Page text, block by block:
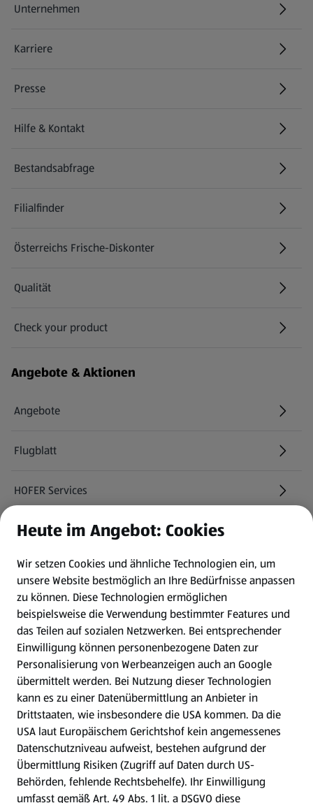
Unternehmen
Karriere
(öffnet in einem neuen Tab)
Presse
Hilfe & Kontakt
(öffnet in einem neuen Tab)
Bestandsabfrage
(öffnet in einem neuen Tab)
Filialfinder
Österreichs Frische-Diskonter
Qualität
Check your product
(öffnet in einem neuen Tab)
Angebote & Aktionen
Angebote
Flugblatt
HOFER Services
Newsletter
WhatsApp
Gewinnspiele
Mein HOFER. Meine Einkäufe.
Meine Meinung. Mein HOFER.
Gutscheingroßbestellung
(öffnet in einem neuen Tab)
Folge uns hier:
Heute im Angebot: Cookies
Wir setzen Cookies und ähnliche Technologien ein, um
unsere Website bestmöglich an Ihre Bedürfnisse anpassen
zu können. Diese Technologien ermöglichen
beispielsweise die Verwendung bestimmter Features und
das Teilen auf sozialen Netzwerken. Bei entsprechender
Einwilligung können personenbezogene Daten zur
Personalisierung von Werbeanzeigen auch an Google
übermittelt werden. Bei Nutzung dieser Technologien
kann es zu einer Datenübermittlung an Anbieter in
Drittstaaten, wie insbesondere die USA kommen. Da die
USA laut Europäischem Gerichtshof kein angemessenes
Datenschutzniveau aufweist, bestehen aufgrund der
Übermittlung Risiken (Zugriff auf Daten durch US-
Behörden, fehlende Rechtsbehelfe). Ihr Einwilligung
umfasst gemäß Art. 49 Abs. 1 lit. a DSGVO diese